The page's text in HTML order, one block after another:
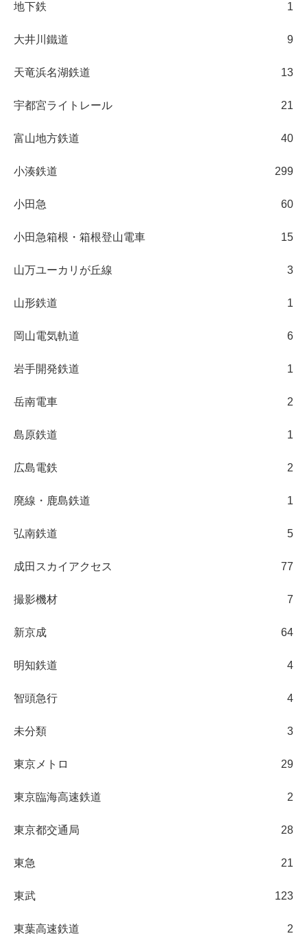
地下鉄 1
大井川鐵道 9
天竜浜名湖鉄道 13
宇都宮ライトレール 21
富山地方鉄道 40
小湊鉄道 299
小田急 60
小田急箱根・箱根登山電車 15
山万ユーカリが丘線 3
山形鉄道 1
岡山電気軌道 6
岩手開発鉄道 1
岳南電車 2
島原鉄道 1
広島電鉄 2
廃線・鹿島鉄道 1
弘南鉄道 5
成田スカイアクセス 77
撮影機材 7
新京成 64
明知鉄道 4
智頭急行 4
未分類 3
東京メトロ 29
東京臨海高速鉄道 2
東京都交通局 28
東急 21
東武 123
東葉高速鉄道 2